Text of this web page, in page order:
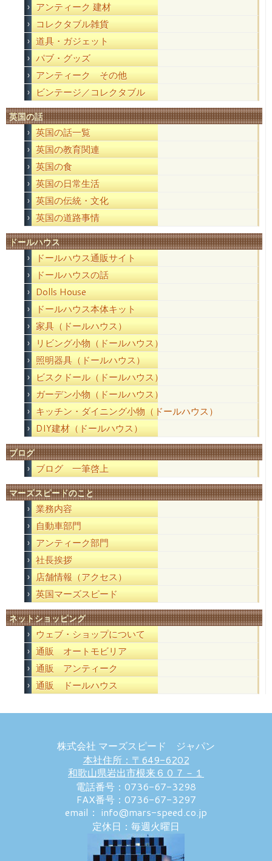
アンティーク 建材
コレクタブル雑貨
道具・ガジェット
パブ・グッズ
アンティーク その他
ビンテージ／コレクタブル
英国の話
英国の話一覧
英国の教育関連
英国の食
英国の日常生活
英国の伝統・文化
英国の道路事情
ドールハウス
ドールハウス通販サイト
ドールハウスの話
Dolls House
ドールハウス本体キット
家具（ドールハウス）
リビング小物（ドールハウス）
照明器具（ドールハウス）
ビスクドール（ドールハウス）
ガーデン小物（ドールハウス）
キッチン・ダイニング小物（ドールハウス）
DIY建材（ドールハウス）
ブログ
ブログ 一筆啓上
マーズスピードのこと
業務内容
自動車部門
アンティーク部門
社長挨拶
店舗情報（アクセス）
英国マーズスピード
ネットショッピング
ウェブ・ショップについて
通販 オートモビリア
通販 アンティーク
通販 ドールハウス
株式会社 マーズスピード ジャパン
本社住所：〒649-6202
和歌山県岩出市根来６０７－１
電話番号：0736-67-3298
FAX番号：0736-67-3297
email： info@mars-speed.co.jp
定休日：毎週火曜日